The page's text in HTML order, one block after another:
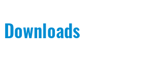
Downloads